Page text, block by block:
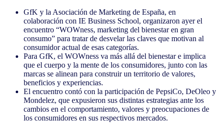
GfK y la Asociación de Marketing de España, en
colaboración con IE Business School, organizaron ayer el
encuentro “WOWness, marketing del bienestar en gran
consumo” para tratar de desvelar las claves que motivan al
consumidor actual de esas categorías.
Para GfK, el WOWness va más allá del bienestar e implica
que el cuerpo y la mente de los consumidores, junto con las
marcas se alinean para construir un territorio de valores,
beneficios y experiencias.
El encuentro contó con la participación de PepsiCo, DeOleo y
Mondelez, que expusieron sus distintas estrategias ante los
cambios en el comportamiento, valores y preocupaciones de
los consumidores en sus respectivos mercados.